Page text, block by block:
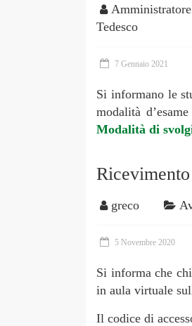
Amministratore
Tedesco
7 Gennaio 2021
Si informano le
modalità
Modalità di
greco
5 Novembre 2020
Si informa che
in aula virtuale
Il codice di